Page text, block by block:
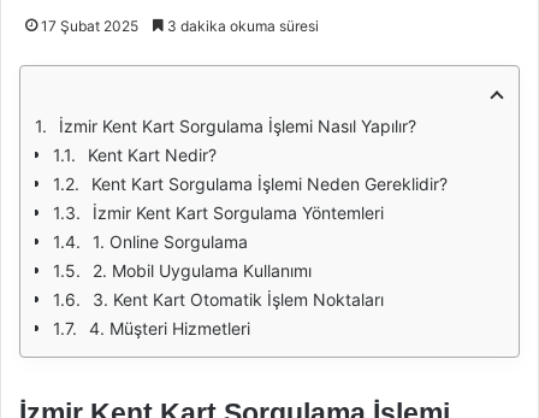
17 Şubat 2025 3 dakika okuma süresi
İzmir Kent Kart Sorgulama İşlemi Nasıl Yapılır?
Kent Kart Nedir?
Kent Kart Sorgulama İşlemi Neden Gereklidir?
İzmir Kent Kart Sorgulama Yöntemleri
1. Online Sorgulama
2. Mobil Uygulama Kullanımı
3. Kent Kart Otomatik İşlem Noktaları
4. Müşteri Hizmetleri